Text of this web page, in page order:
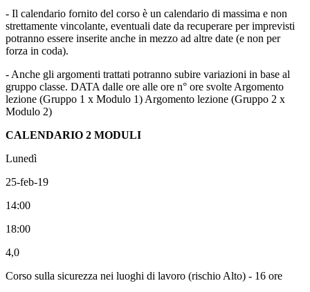
- Il calendario fornito del corso è un calendario di massima e non
strettamente vincolante, eventuali date da recuperare per imprevisti
potranno essere inserite anche in mezzo ad altre date (e non per
forza in coda).
- Anche gli argomenti trattati potranno subire variazioni in base al
gruppo classe. DATA dalle ore alle ore n° ore svolte Argomento
lezione (Gruppo 1 x Modulo 1) Argomento lezione (Gruppo 2 x
Modulo 2)
CALENDARIO 2 MODULI
Lunedì
25-feb-19
14:00
18:00
4,0
Corso sulla sicurezza nei luoghi di lavoro (rischio Alto) - 16 ore